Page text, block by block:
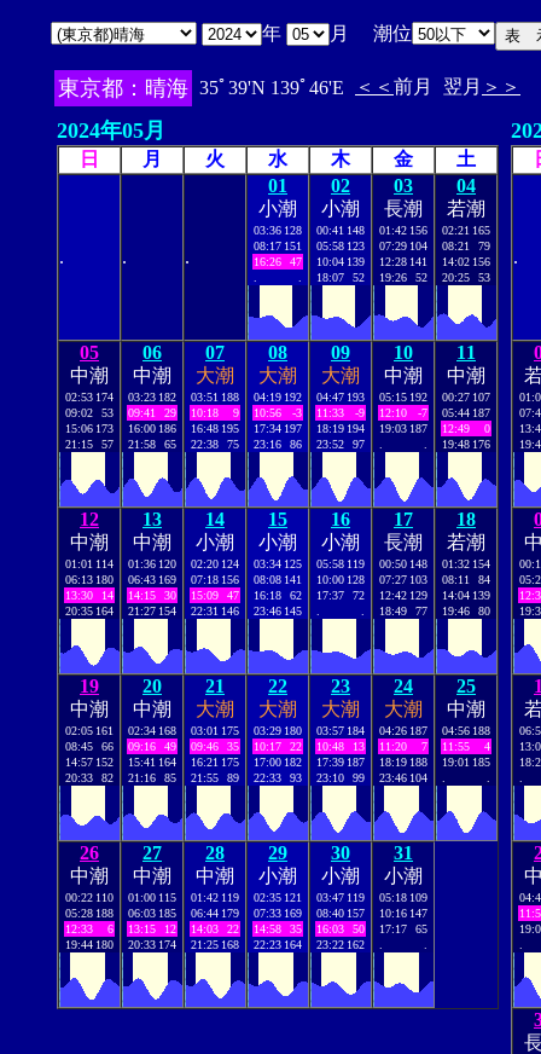
年 月 潮位
東京都：晴海 35ﾟ39'N 139ﾟ46'E ＜＜ 前月 翌月 ＞＞
2024年05月
日 月 火 水 木 金 土
. . .
01
小潮
03:36 128
08:17 151
16:26
47
02
小潮
00:41 148
05:58 123
10:04 139
18:07
52
03
長潮
01:42 156
07:29 104
12:28 141
19:26
52
04
若潮
02:21 165
08:21
79
14:02 156
20:25
53
05
中潮
02:53 174
09:02
53
15:06 173
21:15
57
06
中潮
03:23 182
09:41
29
16:00 186
21:58
65
07
大潮
03:51 188
10:18
9
16:48 195
22:38
75
08
大潮
04:19 192
10:56
-3
17:34 197
23:16
86
09
大潮
04:47 193
11:33
-9
18:19 194
23:52
97
10
中潮
05:15 192
12:10
-7
19:03 187
11
中潮
00:27 107
05:44 187
12:49
0
19:48 176
12
中潮
01:01 114
06:13 180
13:30
14
20:35 164
13
中潮
01:36 120
06:43 169
14:15
30
21:27 154
14
小潮
02:20 124
07:18 156
15:09
47
22:31 146
15
小潮
03:34 125
08:08 141
16:18
62
23:46 145
16
小潮
05:58 119
10:00 128
17:37
72
17
長潮
00:50 148
07:27 103
12:42 129
18:49
77
18
若潮
01:32 154
08:11
84
14:04 139
19:46
80
19
中潮
02:05 161
08:45
66
14:57 152
20:33
82
20
中潮
02:34 168
09:16
49
15:41 164
21:16
85
21
大潮
03:01 175
09:46
35
16:21 175
21:55
89
22
大潮
03:29 180
10:17
22
17:00 182
22:33
93
23
大潮
03:57 184
10:48
13
17:39 187
23:10
99
24
大潮
04:26 187
11:20
7
18:19 188
23:46 104
25
中潮
04:56 188
11:55
4
19:01 185
26
中潮
00:22 110
05:28 188
12:33
6
19:44 180
27
中潮
01:00 115
06:03 185
13:15
12
20:33 174
28
中潮
01:42 119
06:44 179
14:03
22
21:25 168
29
小潮
02:35 121
07:33 169
14:58
35
22:23 164
30
小潮
03:47 119
08:40 157
16:03
50
23:22 162
31
小潮
05:18 109
10:16 147
17:17
65
.